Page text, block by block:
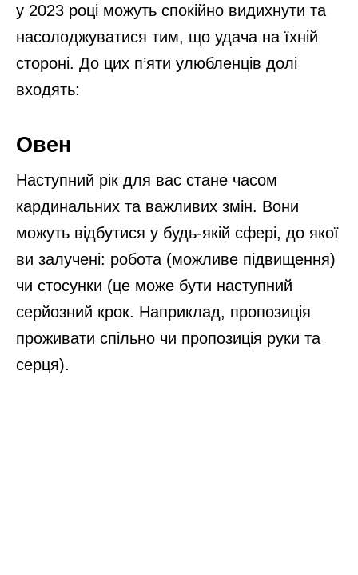
у 2023 році можуть спокійно видихнути та
насолоджуватися тим, що удача на їхній
стороні. До цих п’яти улюбленців долі
входять:
Овен
Наступний рік для вас стане часом
кардинальних та важливих змін. Вони
можуть відбутися у будь-якій сфері, до якої
ви залучені: робота (можливе підвищення)
чи стосунки (це може бути наступний
серйозний крок. Наприклад, пропозиція
проживати спільно чи пропозиція руки та
серця).